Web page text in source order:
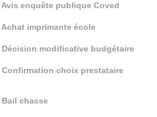
Avis enquête publique Coved
Achat imprimante école
Décision modificative budgétaire
Confirmation choix prestataire
Bail chasse